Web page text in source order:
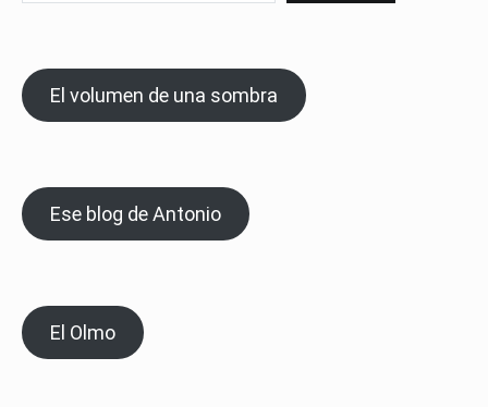
El volumen de una sombra
Ese blog de Antonio
El Olmo